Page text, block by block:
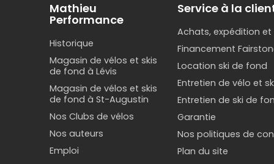
Mathieu
Performance
Historique
Magasin de vélos et skis
de fond à Lévis
Magasin de vélos et skis
de fond à St-Augustin
Nos Clubs de vélos
Nos auteurs
Emploi
Service à la
Achats, expédition et
Financement
Location ski de fond
Entretien de vélo et
Entretien de ski de
Garantie
Nos politiques de
Plan du site